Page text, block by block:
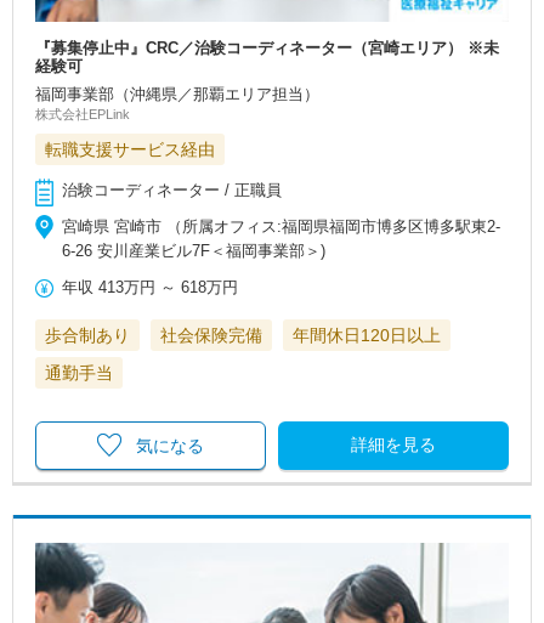
『募集停止中』CRC／治験コーディネーター（宮崎エリア） ※未
経験可
福岡事業部（沖縄県／那覇エリア担当）
株式会社EPLink
転職支援サービス経由
治験コーディネーター / 正職員
宮崎県 宮崎市 （所属オフィス:福岡県福岡市博多区博多駅東2-
6-26 安川産業ビル7F＜福岡事業部＞)
年収 413万円 ～618万円
歩合制あり 社会保険完備
年間休日120日以上
通勤手当
詳細を見る
気になる